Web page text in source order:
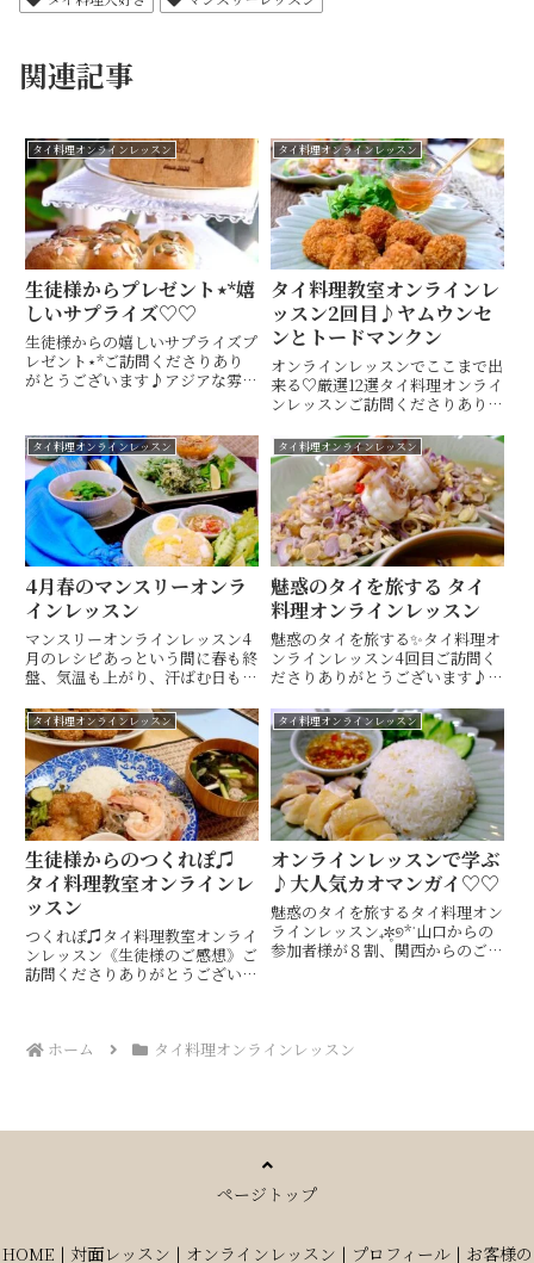
関連記事
タイ料理オンラインレッスン
生徒様からプレゼント⋆*嬉
しいサプライズ♡♡
生徒様からの嬉しいサプライズプ
レゼント⋆*ご訪問くださりあり
がとうございます♪アジアな雰囲
教室・ 山口市 Hiroko's Thai
Table (ヒロコズタイテーブル)
間 ひろ...
タイ料理オンラインレッスン
タイ料理教室オンラインレ
ッスン2回目♪ヤムウンセ
ンとトードマンクン
オンラインレッスンでここまで出
来る♡厳選12選タイ料理オンライ
ンレッスンご訪問くださりありが
でタイカービングやテーブルコー
ディネートも楽しめるタイ料理教
室・ 山口市 Hiroko's Thai
Table (ヒ...
タイ料理オンラインレッスン
4月春のマンスリーオンラ
インレッスン
マンスリーオンラインレッスン4
月のレシピあっという間に春も終
盤、気温も上がり、汗ばむ日も多
マンスリーオンラインレッスンで
お伝えしたのは、季節の素材で楽
しむタイ料理今回も動画レッス
ン、リアルオンラインレッスンに
て...
タイ料理オンラインレッスン
魅惑のタイを旅する タイ
料理オンラインレッスン
魅惑のタイを旅する✨タイ料理オ
ンラインレッスン4回目ご訪問く
ださりありがとうございます♪ア
テーブルコーディネートも楽しめ
るタイ料理教室・ 山口市
Hiroko's Thai Table (ヒロコズ
タイテーブル)...
タイ料理オンラインレッスン
生徒様からのつくれぽ♫
タイ料理教室オンラインレ
ッスン
つくれぽ♫タイ料理教室オンライ
ンレッスン《生徒様のご感想》ご
訪問くださりありがとうございま
Hiroko's Thai Table (ヒロコズ
タイ料理オンラインレッスン
オンラインレッスンで学ぶ
♪大人気カオマンガイ♡♡
魅惑のタイを旅するタイ料理オン
ラインレッスン₊✼̥୭*ˈ山口からの
参加者様が８割、関西からのご参
じ込めたジャスミンライス...
ホーム タイ料理オンラインレッスン
ページトップ
HOME | 対面レッスン | オンラインレッスン | プロフィール| お客様の